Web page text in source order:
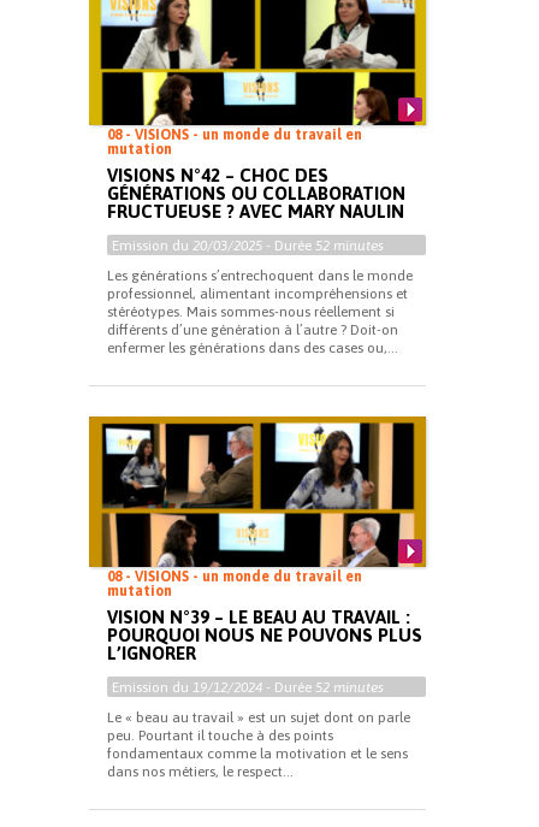
08 - VISIONS - un monde du travail en
mutation
VISIONS N°42 – CHOC DES
GÉNÉRATIONS OU COLLABORATION
FRUCTUEUSE ? AVEC MARY NAULIN
Emission du 20/03/2025 - Durée 52 minutes
Les générations s’entrechoquent dans le monde
professionnel, alimentant incompréhensions et
stéréotypes. Mais sommes-nous réellement si
différents d’une génération à l’autre ? Doit-on
enfermer les générations dans des cases ou,...
08 - VISIONS - un monde du travail en
mutation
VISION N°39 – LE BEAU AU TRAVAIL :
POURQUOI NOUS NE POUVONS PLUS
L’IGNORER
Emission du 19/12/2024 - Durée 52 minutes
Le « beau au travail » est un sujet dont on parle
peu. Pourtant il touche à des points
fondamentaux comme la motivation et le sens
dans nos métiers, le respect...